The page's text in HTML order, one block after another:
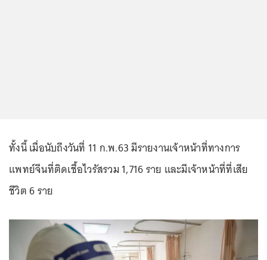
ทั้งนี้ เมื่อนับถึงวันที่ 11 ก.พ.63 มีรายงานเจ้าหน้าที่ทางการ
แพทย์จีนที่ติดเชื้อไวรัสรวม 1,716 ราย และมีเจ้าหน้าที่ที่เสีย
ชีวิต 6 ราย